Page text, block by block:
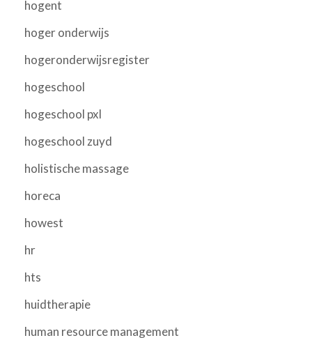
hogent
hoger onderwijs
hogeronderwijsregister
hogeschool
hogeschool pxl
hogeschool zuyd
holistische massage
horeca
howest
hr
hts
huidtherapie
human resource management